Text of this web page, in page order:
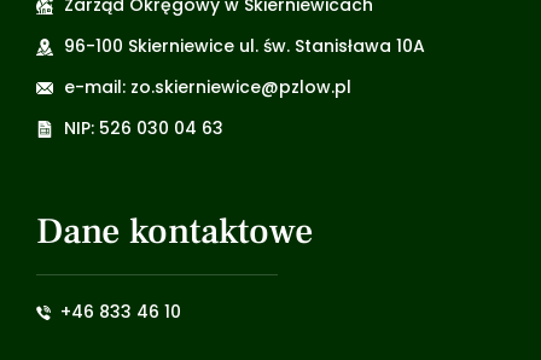
Zarząd Okręgowy w Skierniewicach
96-100 Skierniewice ul. św. Stanisława 10A
e-mail: zo.skierniewice@pzlow.pl
NIP: 526 030 04 63
Dane kontaktowe
+46 833 46 10